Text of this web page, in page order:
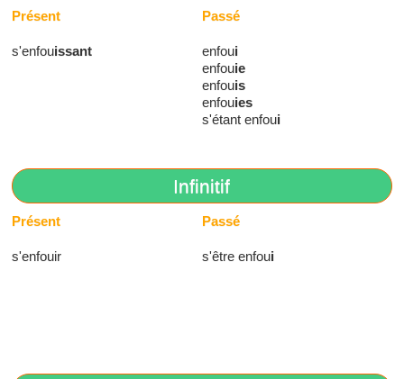
Présent
s'enfouissant
Passé
enfoui
enfouie
enfouis
enfouies
s'étant enfoui
Infinitif
Présent
s'enfouir
Passé
s'être enfoui